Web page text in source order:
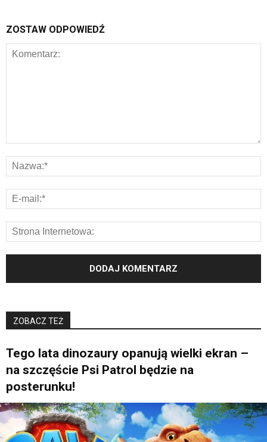
ZOSTAW ODPOWIEDŹ
ZOBACZ TEŻ
Tego lata dinozaury opanują wielki ekran –
na szczęście Psi Patrol będzie na
posterunku!